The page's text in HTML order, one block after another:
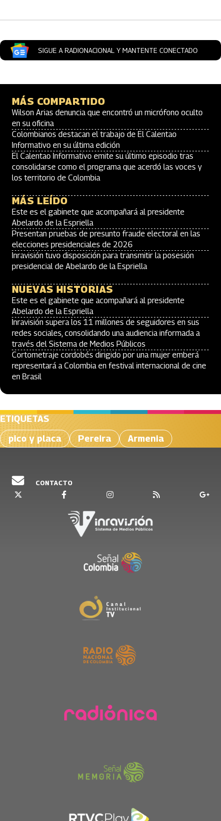
SIGUE A RADIONACIONAL Y MANTENTE CONECTADO
MÁS COMPARTIDO
Wilson Arias denuncia que encontró un micrófono oculto
en su oficina
Colombianos destacan el trabajo de El Calentao
Informativo en su última edición
El Calentao Informativo emite su último episodio tras
consolidarse como el programa que acerdó las voces y
los territorio de Colombia
MÁS LEÍDO
Este es el gabinete que acompañará al presidente
Abelardo de la Espriella
Presentan pruebas de presunto fraude electoral en las
elecciones presidenciales de 2026
Inravisión tuvo disposición para transmitir la posesión
presidencial de Abelardo de la Espriella
NUEVAS HISTORIAS
Este es el gabinete que acompañará al presidente
Abelardo de la Espriella
Inravisión supera los 11 millones de seguidores en sus
redes sociales, consolidando una audiencia informada a
través del Sistema de Medios Públicos
Cortometraje cordobés dirigido por una mujer emberá
representará a Colombia en festival internacional de cine
en Brasil
ETIQUETAS
pico y placa
Pereira Armenia
CONTACTO